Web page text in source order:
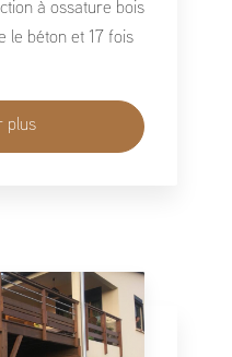
à ossature bois
le béton et 17 fois
plus